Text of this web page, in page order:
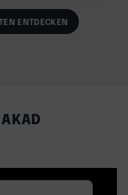
ENTDECKEN